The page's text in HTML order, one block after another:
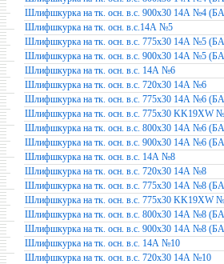
Шлифшкурка на тк. осн. в.с. 900х30 14А №4
Шлифшкурка на тк. осн. в.с.14А №5
Шлифшкурка на тк. осн. в.с. 775х30 14А №5
Шлифшкурка на тк. осн. в.с. 900х30 14А №5
Шлифшкурка на тк. осн. в.с. 14А №6
Шлифшкурка на тк. осн. в.с. 720х30 14А №6
Шлифшкурка на тк. осн. в.с. 775х30 14А №6
Шлифшкурка на тк. осн. в.с. 775х30 KK19XW
Шлифшкурка на тк. осн. в.с. 800х30 14А №6
Шлифшкурка на тк. осн. в.с. 900х30 14А №6
Шлифшкурка на тк. осн. в.с. 14А №8
Шлифшкурка на тк. осн. в.с. 720х30 14А №8
Шлифшкурка на тк. осн. в.с. 775х30 14А №8
Шлифшкурка на тк. осн. в.с. 775х30 KK19XW
Шлифшкурка на тк. осн. в.с. 800х30 14А №8
Шлифшкурка на тк. осн. в.с. 900х30 14А №8
Шлифшкурка на тк. осн. в.с. 14А №10
Шлифшкурка на тк. осн. в.с. 720х30 14А №10